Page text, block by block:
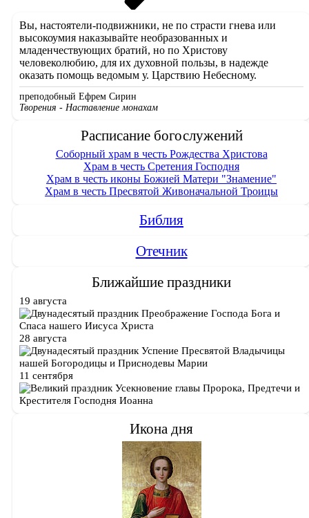
Вы, настоятели-подвижники, не по страсти гнева или
высокоумия наказывайте необразованных и
младенчествующих братий, но по Христову
человеколюбию, для их духовной пользы, в надежде
оказать помощь ведомым у. Царствию Небесному.
преподобный Ефрем Сирин
Творения - Наставление монахам
Расписание богослужений
Соборный храм в честь Рождества Христова
Храм в честь Сретения Господня
Храм в честь иконы Божией Матери "Знамение"
Храм в честь Пресвятой Живоначальной Троицы
Библия
Отечник
Ближайшие праздники
19 августа
Преображение Господа Бога и
Спаса нашего Иисуса Христа
28 августа
Успение Пресвятой Владычицы
нашей Богородицы и Приснодевы Марии
11 сентября
Усекновение главы Пророка, Предтечи и
Крестителя Господня Иоанна
Икона дня